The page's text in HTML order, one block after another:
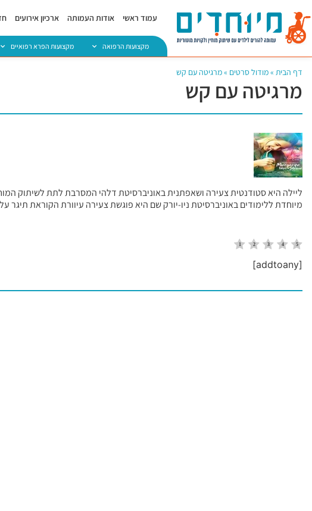
עמוד ראשי אודות העמותה ארכיון אירועים
מקצועות הרפואה מקצועות הפרא רפואיים
דף הבית »מודול סרטים »מרגיטה עם קש
מרגיטה עם קש
ליילה היא סטודנטית צעירה ושאפתנית באוניברסיטת דלהי המסרבת לתת לשיתוק
מיוחדת ללימודים באוניברסיטת ניו-יורק שם היא פוגשת צעירה עיוורת הקוראת תיגר
[addtoany]